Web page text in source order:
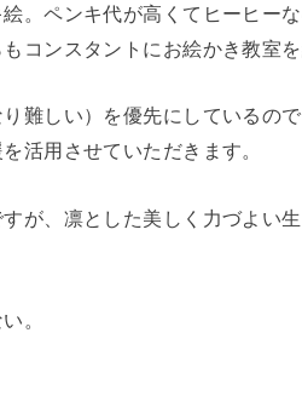
。ペンキ代が高くてヒーヒー
コンスタントにお絵かき教室を
難しい）を優先にしているの
活用させていただきます。
が、凛とした美しく力づよい
。